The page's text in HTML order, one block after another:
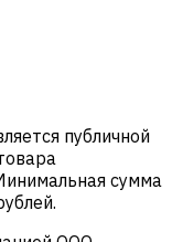
публичной
сумма